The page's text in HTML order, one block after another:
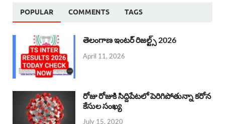
POPULAR COMMENTS TAGS
తెలంగాణ ఇంటర్ రిజల్ట్స్ 2026
April 11, 2026
రోజు రోజుకి సిద్దిపేటలో పెరిగిపోతున్నా కరోన
కేసుల సంఖ్య
July 15, 2020